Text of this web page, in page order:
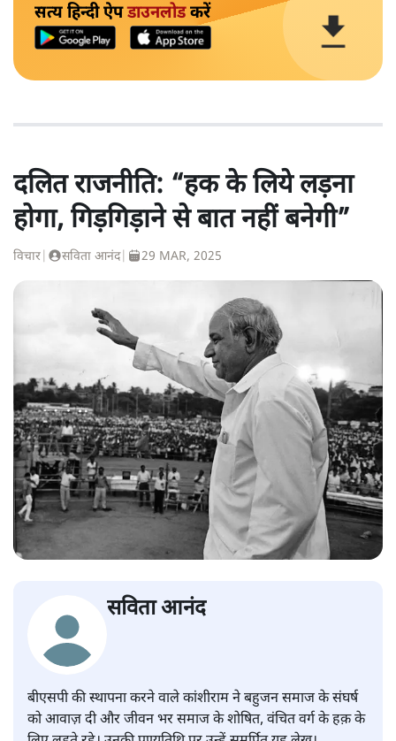
सत्य हिन्दी ऐपडाउनलोडकरें
दलित राजनीति: “हक के लिये लड़ना
होगा, गिड़गिड़ाने से बात नहीं बनेगी”
विचार सविता आनंद| 29 MAR, 2025
सविता आनंद
बीएसपी की स्थापना करने वाले कांशीराम ने बहुजन समाज के संघर्ष
को आवाज़ दी और जीवन भर समाज के शोषित, वंचित वर्ग के हक़ के